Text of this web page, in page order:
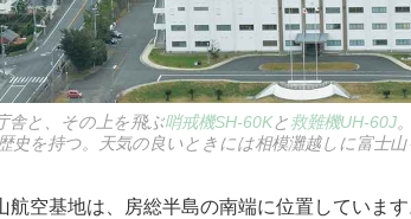
舎と、その上を飛ぶ哨戒機SH-60Kと救難機UH-60J
史を持つ。天気の良いときには相模灘越しに富士山
空基地は、房総半島の南端に位置していま